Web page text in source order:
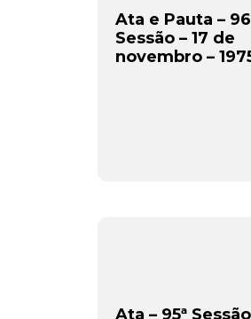
Ata e Pauta –
Sessão – 17 de
novembro –
Ata – 95ª